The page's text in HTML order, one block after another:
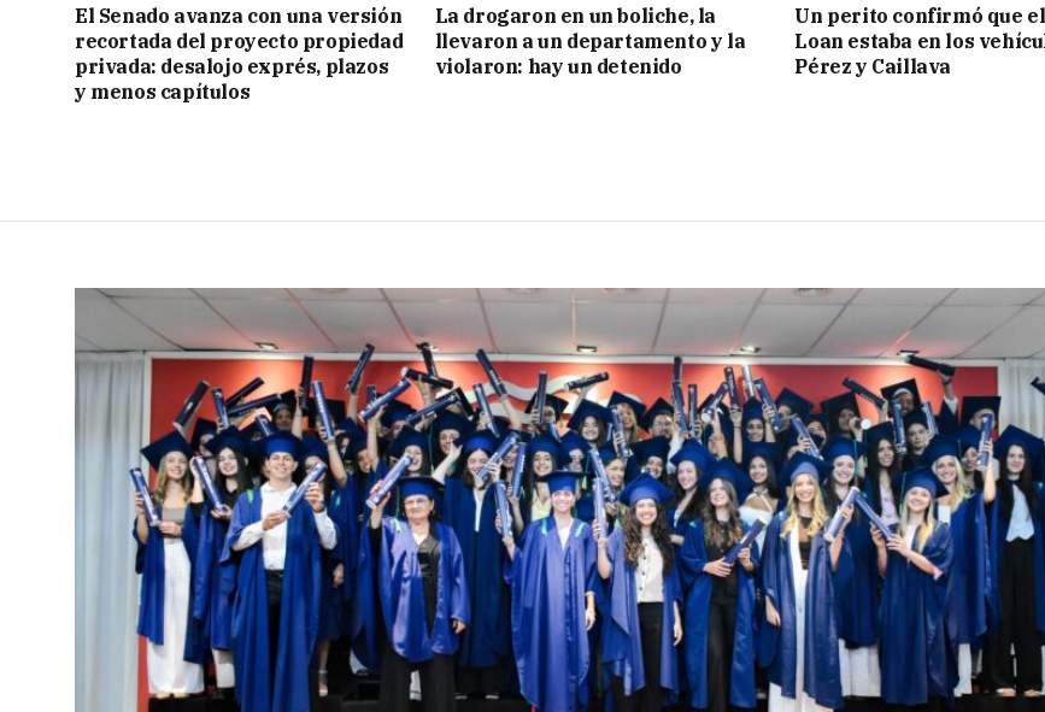
El Senado avanza con una versión
recortada del proyecto propiedad
privada: desalojo exprés, plazos
y menos capítulos
La drogaron en un boliche, la
llevaron a un departamento y la
violaron: hay un detenido
Un perito confirmó que
Loan estaba en los
Pérez y Caillava